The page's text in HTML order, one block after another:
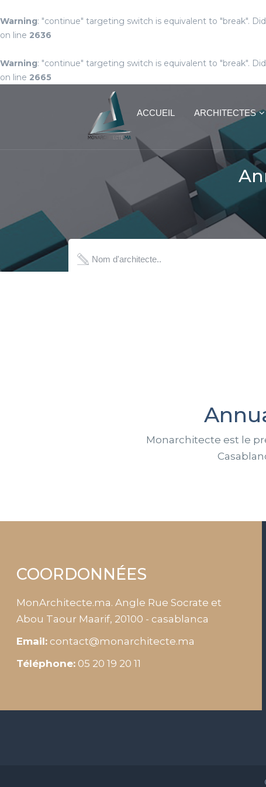
Warning: "continue" targeting switch is equivalent to "break".
on line 2636
Warning: "continue" targeting switch is equivalent to "break".
on line 2665
ACCUEIL ARCHITECTES
Monarchitecte est le
COORDONNÉES
MonArchitecte.ma. Angle Rue Socrate et
Abou Taour Maarif, 20100 - casablanca
Email:contact@monarchitecte.ma
Téléphone: 05 20 19 20 11